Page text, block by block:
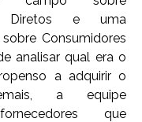
Diretos e uma
Consumidores
analisar qual era o
a adquirir o
a equipe
que